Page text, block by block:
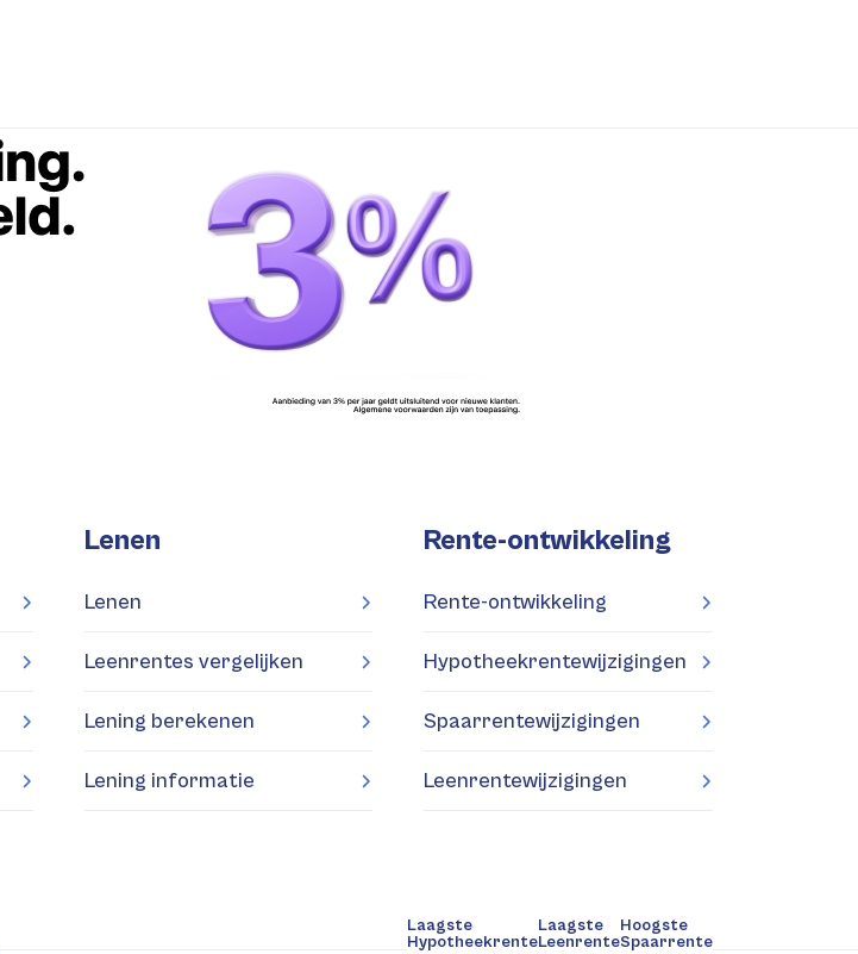
Lenen
Lenen
Leenrentes vergelijken
Lening berekenen
Lening informatie
Rente-ontwikkeling
Rente-ontwikkeling
Hypotheekrentewijzigingen
Spaarrentewijzigingen
Leenrentewijzigingen
Laagste
Hypotheekrente
Laagste
Leenrente
Hoogste
Spaarrente